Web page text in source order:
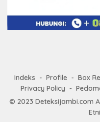
Indeks Profile Box
Privacy Policy
© 2023 Deteksijambi.com